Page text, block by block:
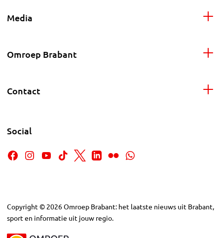
Media
Omroep Brabant
Contact
Social
Copyright © 2026Omroep Brabant: het laatste nieuws uit Brabant,
sport en informatie uit jouw regio.